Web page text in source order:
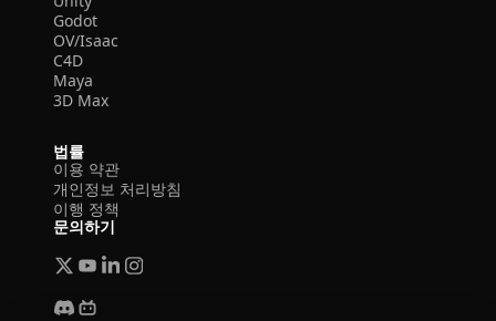
Godot
OV/Isaac
C4D
Maya
3D Max
법률
이용 약관
개인정보 처리방침
이행 정책
문의하기